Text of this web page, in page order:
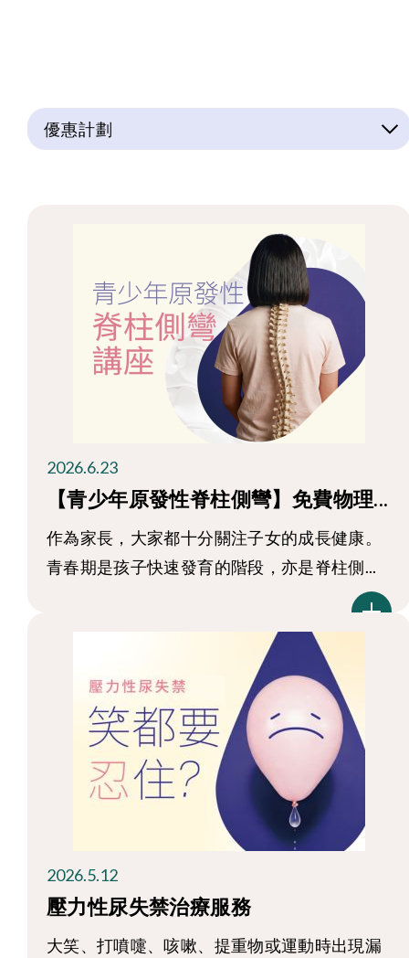
優惠計劃
2026.6.23
【青少年原發性脊柱側彎】免費物理...
作為家長，大家都十分關注子女的成長健康。
青春期是孩子快速發育的階段，亦是脊柱側...
2026.5.12
壓力性尿失禁治療服務
大笑、打噴嚏、咳嗽、提重物或運動時出現漏